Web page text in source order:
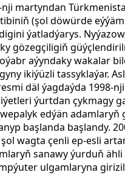
nji martyndan
(şol döwürde
ýatladýarys.
gözegçiligiň
aýyndaky wakalar
ikiýüzli tassyklaýar.
däl ýagdaýda 1998-
ýurtdan çykmagy
edýän adamlaryň
başlanda başlandy.
wagta çenli ep-esli
sanawy ýurduň
ulgamlaryna